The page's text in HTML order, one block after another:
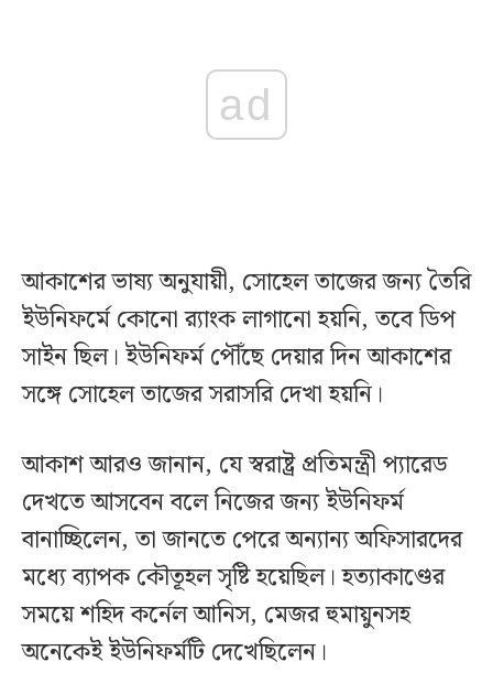
ad
আকাশের ভাষ্য অনুযায়ী, সোহেল তাজের জন্য তৈরি
ইউনিফর্মে কোনো র‍্যাংক লাগানো হয়নি, তবে ডিপ
সাইন ছিল। ইউনিফর্ম পৌঁছে দেয়ার দিন আকাশের
সঙ্গে সোহেল তাজের সরাসরি দেখা হয়নি।
আকাশ আরও জানান, যে স্বরাষ্ট্র প্রতিমন্ত্রী প্যারেড
দেখতে আসবেন বলে নিজের জন্য ইউনিফর্ম
বানাচ্ছিলেন, তা জানতে পেরে অন্যান্য অফিসারদের
মধ্যে ব্যাপক কৌতূহল সৃষ্টি হয়েছিল। হত্যাকাণ্ডের
সময়ে শহিদ কর্নেল আনিস, মেজর হুমায়ুনসহ
অনেকেই ইউনিফর্মটি দেখেছিলেন।